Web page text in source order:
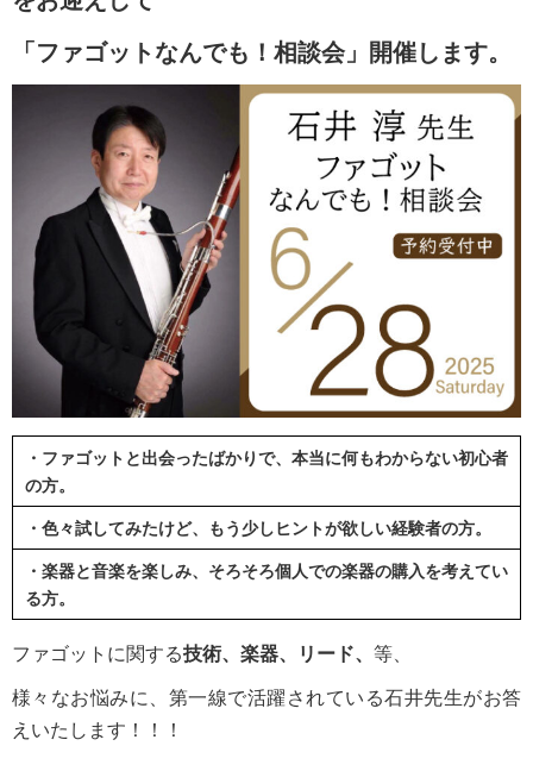
「ファゴットなんでも！相談会」開催します。
・ファゴットと出会ったばかりで、本当に何もわからない初心者
の方。
・色々試してみたけど、もう少しヒントが欲しい経験者の方。
・楽器と音楽を楽しみ、そろそろ個人での楽器の購入を考えてい
る方。
ファゴットに関する技術、楽器、リード、 等、
様々なお悩みに、第一線で活躍されている石井先生がお答
えいたします！！！